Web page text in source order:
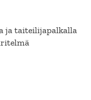
ja taiteilijapalkalla